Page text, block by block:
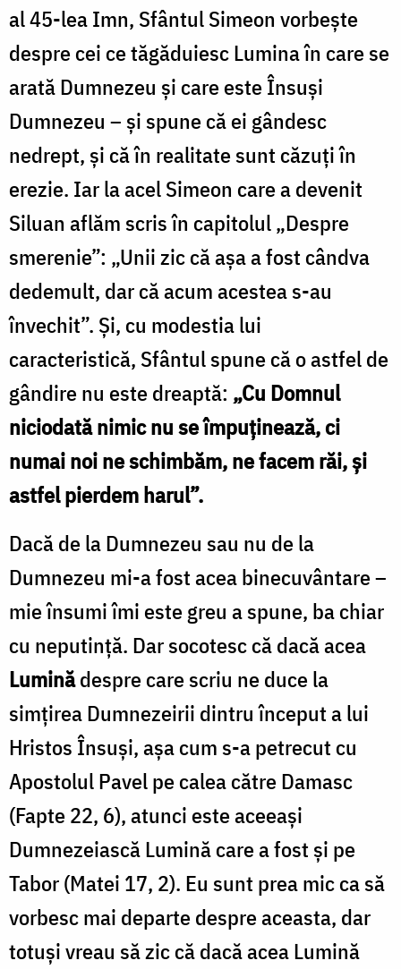
al 45-lea Imn, Sfântul Simeon vorbește
despre cei ce tăgăduiesc Lumina în care se
arată Dumnezeu și care este Însuși
Dumnezeu – și spune că ei gândesc
nedrept, și că în realitate sunt căzuți în
erezie. Iar la acel Simeon care a devenit
Siluan aflăm scris în capitolul „Despre
smerenie”: „Unii zic că așa a fost cândva
dedemult, dar că acum acestea s-au
învechit”. Și, cu modestia lui
caracteristică, Sfântul spune că o astfel de
gândire nu este dreaptă: „Cu Domnul
niciodată nimic nu se împuținează, ci
numai noi ne schimbăm, ne facem răi, și
astfel pierdem harul”.
Dacă de la Dumnezeu sau nu de la
Dumnezeu mi-a fost acea binecuvântare –
mie însumi îmi este greu a spune, ba chiar
cu neputință. Dar socotesc că dacă acea
Luminădespre care scriu ne duce la
simțirea Dumnezeirii dintru început a lui
Hristos Însuși, așa cum s-a petrecut cu
Apostolul Pavel pe calea către Damasc
(Fapte 22, 6), atunci este aceeași
Dumnezeiască Lumină care a fost și pe
Tabor (Matei 17, 2). Eu sunt prea mic ca să
vorbesc mai departe despre aceasta, dar
totuși vreau să zic că dacă acea Lumină